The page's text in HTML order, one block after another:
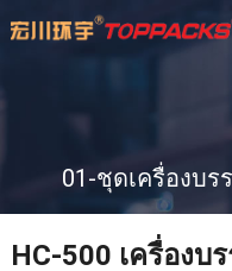
01-ชุดเครื่องบ
HC-500 เครื่องบ